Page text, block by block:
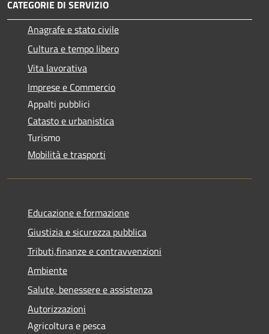
CATEGORIE DI SERVIZIO
Anagrafe e stato civile
Cultura e tempo libero
Vita lavorativa
Imprese e Commercio
Appalti pubblici
Catasto e urbanistica
Turismo
Mobilità e trasporti
Educazione e formazione
Giustizia e sicurezza pubblica
Tributi,finanze e contravvenzioni
Ambiente
Salute, benessere e assistenza
Autorizzazioni
Agricoltura e pesca